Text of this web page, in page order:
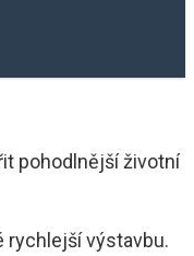
pohodlnější životní
rychlejší výstavbu.